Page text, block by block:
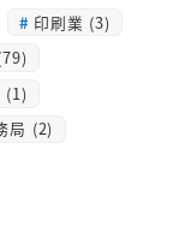
印刷業 (3)
(1)
局 (2)